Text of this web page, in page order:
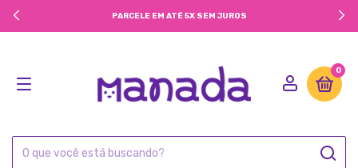
PARCELE EM ATÉ 5X SEM JUROS
0